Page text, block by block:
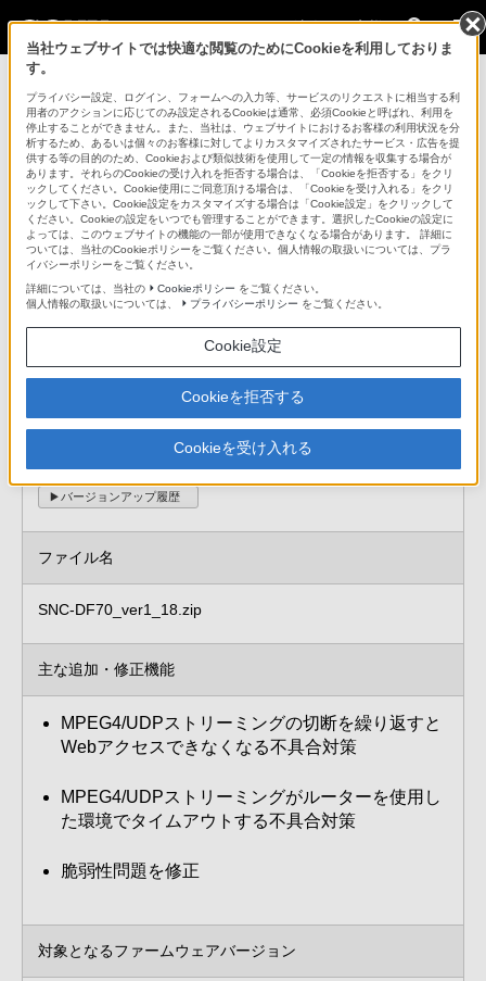
法人のお客様
ェアバージョンアップ
ネットワークカメラ／防犯・監視システム
サイトマップ
ソフトウェアダウンロード
SNC-DF70N ファームウェアバージョンアップ
最新バージョン
Ver.1.18 (2009年2月23日リリース）
バージョンアップ履歴
ファイル名
SNC-DF70_ver1_18.zip
主な追加・修正機能
MPEG4/UDPストリーミングの切断を繰り返すと
Webアクセスできなくなる不具合対策
MPEG4/UDPストリーミングがルーターを使用し
た環境でタイムアウトする不具合対策
脆弱性問題を修正
対象となるファームウェアバージョン
当社ウェブサイトでは快適な閲覧のためにCookieを利用しておりま
す。
プライバシー設定、ログイン、フォームへの入力等、サービスのリクエストに相当する利
用者のアクションに応じてのみ設定されるCookieは通常、必須Cookieと呼ばれ、利用を
停止することができません。また、当社は、ウェブサイトにおけるお客様の利用状況を分
析するため、あるいは個々のお客様に対してよりカスタマイズされたサービス・広告を提
供する等の目的のため、Cookieおよび類似技術を使用して一定の情報を収集する場合が
あります。それらのCookieの受け入れを拒否する場合は、「Cookieを拒否する」をクリ
ックしてください。Cookie使用にご同意頂ける場合は、「Cookieを受け入れる」をクリ
ックして下さい。Cookie設定をカスタマイズする場合は「Cookie設定」をクリックして
ください。Cookieの設定をいつでも管理することができます。選択したCookieの設定に
よっては、このウェブサイトの機能の一部が使用できなくなる場合があります。 詳細に
ついては、当社のCookieポリシーをご覧ください。個人情報の取扱いについては、プラ
イバシーポリシーをご覧ください。
詳細については、当社の
Cookieポリシー をご覧ください。
個人情報の取扱いについては、
プライバシーポリシー をご覧ください。
Cookie設定
Cookieを拒否する
Cookieを受け入れる